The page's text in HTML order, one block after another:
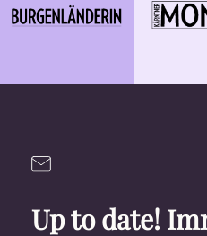
Up to date!